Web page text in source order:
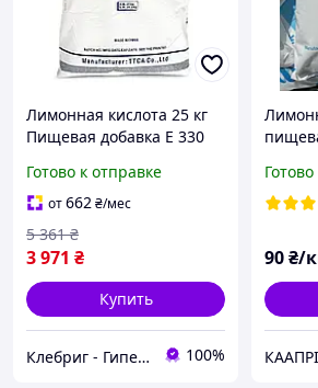
Лимонная кислота 25 кг
Пищевая добавка Е 330
Готово к отправке
от662₴/мес
3 971 ₴
5 361 ₴
Купить
Клебриг - Гипермаркет химической продукции 100%
90₴/
КААПРІ